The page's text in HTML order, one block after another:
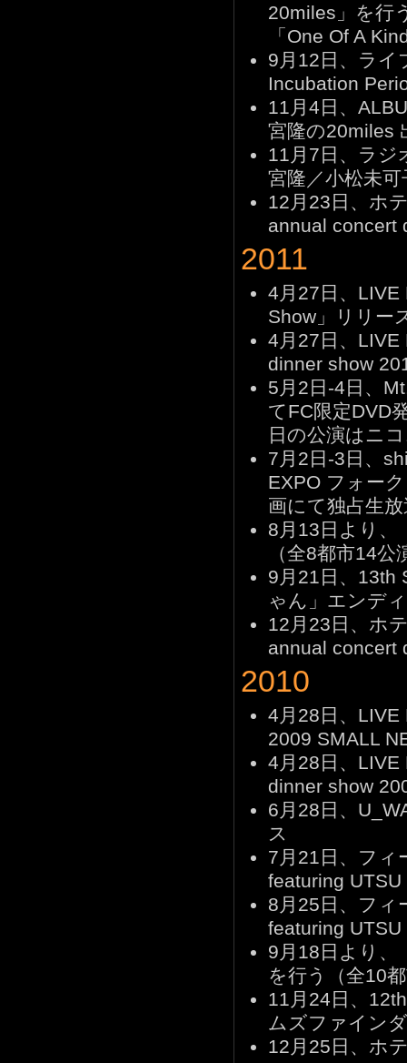
20miles」を行
「One Of A
9月12日、ライ
Incubation
11月4日、
宮隆の20miles
11月7日、ラジ
宮隆／小松未
12月23日、ホ
annual concert
2011
4月27日、LIVE
Show」リリー
4月27日、
dinner show
5月2日-4日、
てFC限定DVD
日の公演はニ
7月2日-3日、
EXPO フォー
画にて独占生
8月13日より、
（全8都市14公
9月21日、13th
ゃん」エンデ
12月23日、ホ
annual concert
2010
4月28日、LIVE
2009 SMALL
4月28日、
dinner show
6月28日、
ス
7月21日、フィ
featuring
8月25日、フィ
featuring UTSU
9月18日より、
を行う（全10
11月24日、
ムズファイン
12月25日、ホ